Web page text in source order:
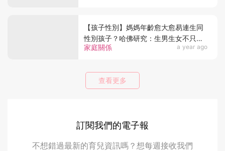
家庭關係 a year ago
【孩子性別】媽媽年齡愈大愈易連生同
性別孩子？哈佛研究：生男生女不只靠
爸爸！
查看更多
訂閱我們的電子報
不想錯過最新的育兒資訊嗎？想每週接收我們